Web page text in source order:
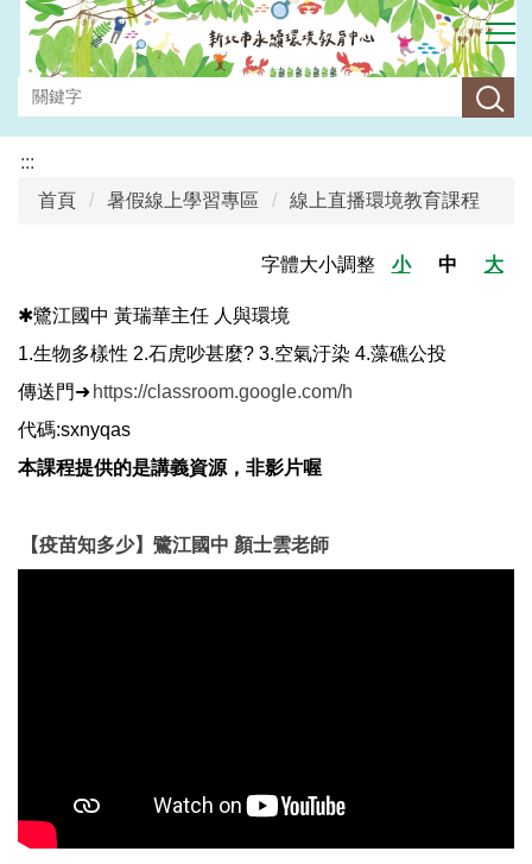
主
內
容
:::
首頁
暑假線上學習專區 線上直播環境教育課程
字體大小調整 小 中 大
✱鷺江國中 黃瑞華主任 人與環境
1.生物多樣性 2.石虎吵甚麼? 3.空氣汙染 4.藻礁公投
傳送門➜ https://classroom.google.com/h
代碼:sxnyqas
本課程提供的是講義資源，非影片喔
【疫苗知多少】鷺江國中 顏士雲老師